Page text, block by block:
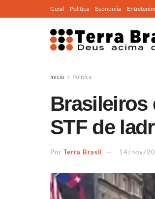
Geral Política Economia
Início Política
Brasileiros
STF de
Por Terra Brasil 14/nov/